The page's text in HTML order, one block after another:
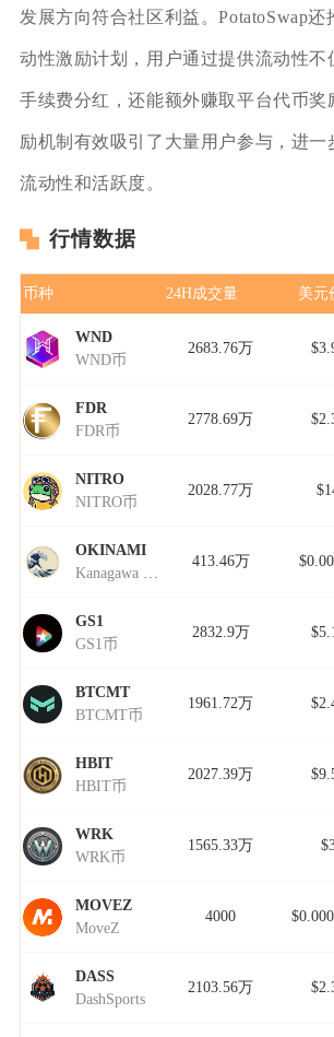
发展方向符合社区利益。PotatoSwap
动性激励计划，用户通过提供流动性不
手续费分红，还能额外赚取平台代币奖
励机制有效吸引了大量用户参与，进一
流动性和活跃度。
行情数据
币种 24H成交量 美元
WND
WND币
2683.76万
FDR
FDR币
2778.69万
NITRO
NITRO币
2028.77万
OKINAMI
Kanagawa Nami
413.46万
GS1
GS1币
2832.9万
BTCMT
BTCMT币
1961.72万
HBIT
HBIT币
2027.39万
WRK
WRK币
1565.33万
MOVEZ
MoveZ
4000
DASS
DashSports
2103.56万